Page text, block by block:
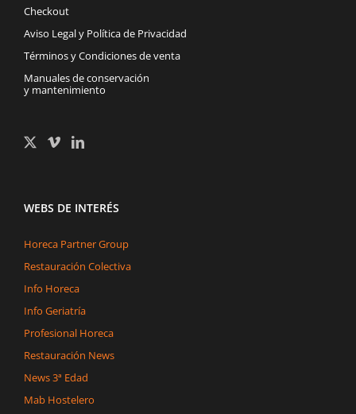
Checkout
Aviso Legal y Política de Privacidad
Términos y Condiciones de venta
Manuales de conservación
y mantenimiento
WEBS DE INTERÉS
Horeca Partner Group
Restauración Colectiva
Info Horeca
Info Geriatría
Profesional Horeca
Restauración News
News 3ª Edad
Mab Hostelero